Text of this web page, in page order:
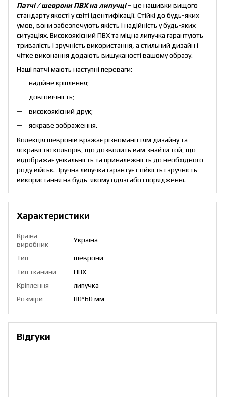
Патчі / шеврони ПВХ на липучці– це нашивки вищого
стандарту якості у світі ідентифікації. Стійкі до будь-яких
умов, вони забезпечують якість і надійність у будь-яких
ситуаціях. Високоякісний ПВХ та міцна липучка гарантують
тривалість і зручність використання, а стильний дизайн і
чітке виконання додають вишуканості вашому образу.
Наші патчі мають наступні переваги:
надійне кріплення;
довговічність;
високоякісний друк;
яскраве зображення.
Колекція шевронів вражає різноманіттям дизайну та
яскравістю кольорів, що дозволить вам знайти той, що
відображає унікальність та приналежність до необхідного
роду військ. Зручна липучка гарантує стійкість і зручність
використання на будь-якому одязі або спорядженні.
Характеристики
Країна
виробник
Україна
Тип
шеврони
Тип тканини
ПВХ
Кріплення
липучка
Розміри
80*60 мм
Відгуки